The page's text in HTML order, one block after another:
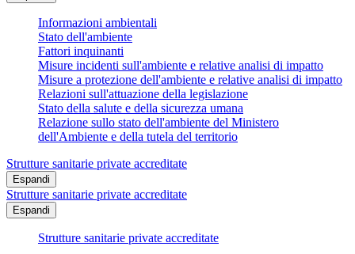
Informazioni ambientali
Stato dell'ambiente
Fattori inquinanti
Misure incidenti sull'ambiente e relative analisi di impatto
Misure a protezione dell'ambiente e relative analisi di impatto
Relazioni sull'attuazione della legislazione
Stato della salute e della sicurezza umana
Relazione sullo stato dell'ambiente del Ministero
dell'Ambiente e della tutela del territorio
Strutture sanitarie private accreditate
Espandi
Strutture sanitarie private accreditate
Espandi
Strutture sanitarie private accreditate